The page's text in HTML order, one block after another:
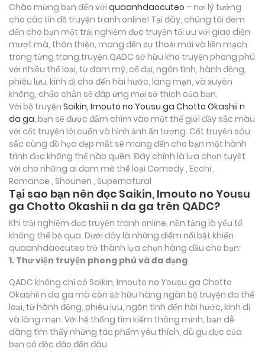
Chào mừng bạn đến với quaanhdaocuteo – nơi lý tưởng
cho các tín đồ truyện tranh online! Tại đây, chúng tôi đem
đến cho bạn một trải nghiệm đọc truyện tối ưu với giao diện
mượt mà, thân thiện, mang đến sự thoải mái và liền mạch
trong từng trang truyện.QADC sở hữu kho truyện phong phú
với nhiều thể loại, từ đam mỹ, cổ đại, ngôn tình, hành động,
phiêu lưu, kinh dị cho đến hài hước, lãng mạn, và xuyên
không, chắc chắn sẽ đáp ứng mọi sở thích của bạn.
Với bộ truyện Saikin, Imouto no Yousu ga Chotto Okashii n
da ga, bạn sẽ được đắm chìm vào một thế giới đầy sắc màu
với cốt truyện lôi cuốn và hình ảnh ấn tượng. Cốt truyện sâu
sắc cùng đồ họa đẹp mắt sẽ mang đến cho bạn một hành
trình đọc không thể nào quên. Đây chính là lựa chọn tuyệt
vời cho những ai đam mê thể loại Comedy , Ecchi ,
Romance , Shounen , Supernatural
Tại sao bạn nên đọc Saikin, Imouto no Yousu
ga Chotto Okashii n da ga trên QADC?
Khi trải nghiệm đọc truyện tranh online, nền tảng là yếu tố
không thể bỏ qua. Dưới đây là những điểm nổi bật khiến
quaanhdaocuteo trở thành lựa chọn hàng đầu cho bạn:
1. Thư viện truyện phong phú và đa dạng
QADC không chỉ có Saikin, Imouto no Yousu ga Chotto
Okashii n da ga mà còn sở hữu hàng ngàn bộ truyện đa thể
loại, từ hành động, phiêu lưu, ngôn tình đến hài hước, kinh dị
và lãng mạn. Với hệ thống tìm kiếm thông minh, bạn dễ
dàng tìm thấy những tác phẩm yêu thích, dù gu đọc của
bạn có độc đáo đến đâu